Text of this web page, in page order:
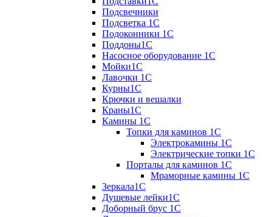
Подсвечники
Подсветка 1С
Подоконники 1С
Поддоны1С
Насосное оборудование 1С
Мойки1С
Лавочки 1С
Курны1С
Крючки и вешалки
Краны1С
Камины 1C
Топки для каминов 1C
Электрокамины 1С
Электрические топки 1C
Порталы для каминов 1С
Мраморные камины 1C
Зеркала1С
Душевые лейки1С
Доборный брус 1С